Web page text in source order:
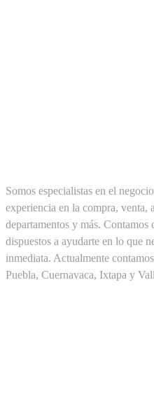
Somos especialistas en el
experiencia en la compra, venta,
departamentos y más.
dispuestos a ayudarte en lo que
inmediata. Actualmente
Puebla, Cuernavaca, Ixtapa y